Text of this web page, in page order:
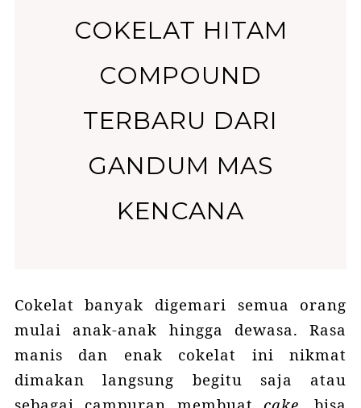
COKELAT HITAM
COMPOUND
TERBARU DARI
GANDUM MAS
KENCANA
Cokelat banyak digemari semua orang
mulai anak-anak hingga dewasa. Rasa
manis dan enak cokelat ini nikmat
dimakan langsung begitu saja atau